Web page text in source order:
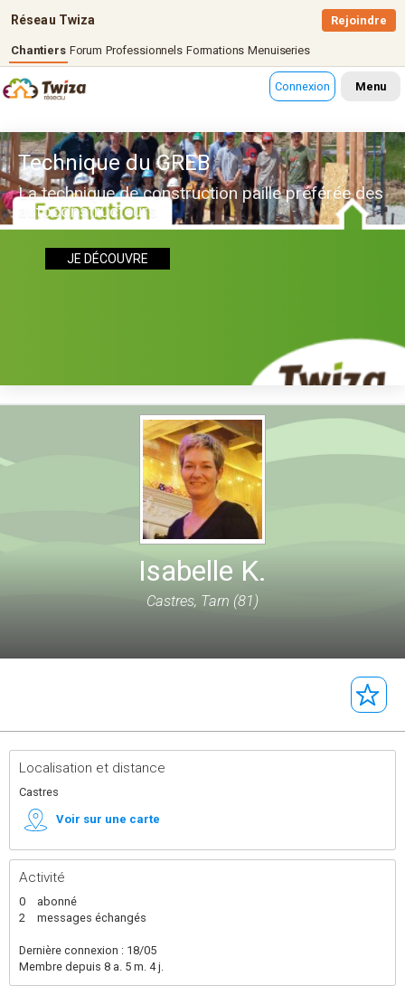
Réseau Twiza
Chantiers Forum Professionnels Formations Menuiseries
Rejoindre
Connexion Menu
Technique du GREB
La technique de construction paille préférée des
autoconstructeurs
JE DÉCOUVRE
Isabelle K.
Castres, Tarn (81)
Localisation et distance
Castres
Voir sur une carte
Activité
0
abonné
2
messages échangés
Dernière connexion : 18/05
Membre depuis 8 a. 5 m. 4 j.